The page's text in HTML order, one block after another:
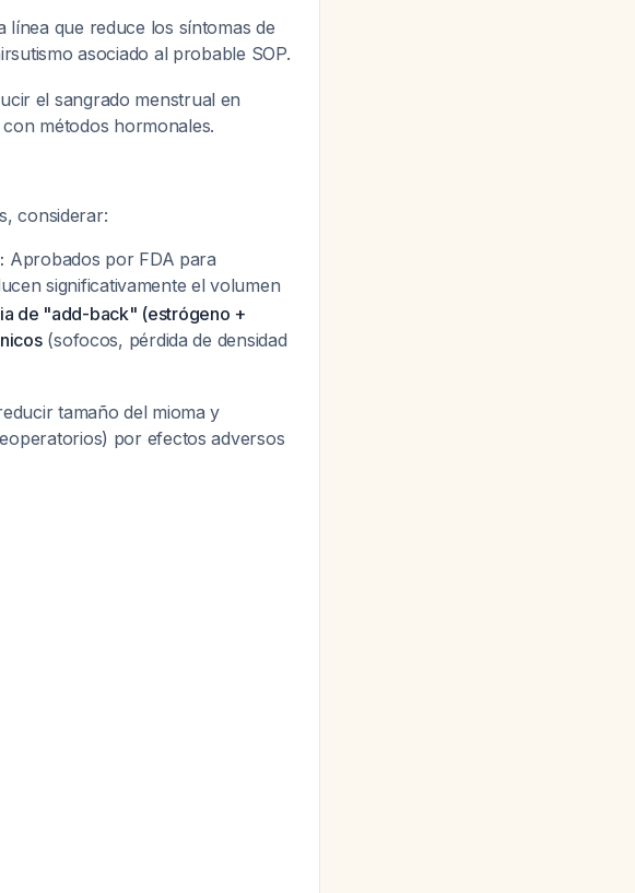
línea que reduce los síntomas de
asociado al probable SOP.
el sangrado menstrual en
métodos hormonales.
considerar:
Aprobados por FDA para
significativamente el volumen
de "add-back" (estrógeno +
(sofocos, pérdida de densidad
tamaño del mioma y
por efectos adversos